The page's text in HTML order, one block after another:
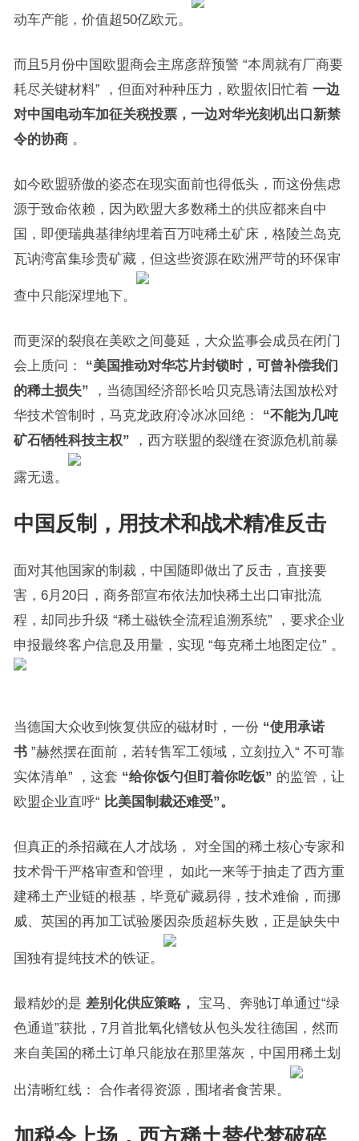
动车产能，价值超50亿欧元。
而且5月份中国欧盟商会主席彦辞预警 “本周就有厂商要
耗尽关键材料” ，但面对种种压力，欧盟依旧忙着 一边
对中国电动车加征关税投票，一边对华光刻机出口新禁
令的协商 。
如今欧盟骄傲的姿态在现实面前也得低头，而这份焦虑
源于致命依赖，因为欧盟大多数稀土的供应都来自中
国，即便瑞典基律纳埋着百万吨稀土矿床，格陵兰岛克
瓦讷湾富集珍贵矿藏，但这些资源在欧洲严苛的环保审
查中只能深埋地下。
而更深的裂痕在美欧之间蔓延，大众监事会成员在闭门
会上质问： “美国推动对华芯片封锁时，可曾补偿我们
的稀土损失”
，当德国经济部长哈贝克恳请法国放松对
华技术管制时，马克龙政府冷冰冰回绝： “不能为几吨
矿石牺牲科技主权”
，西方联盟的裂缝在资源危机前暴
露无遗。
中国反制，用技术和战术精准反击
面对其他国家的制裁，中国随即做出了反击，直接要
害，6月20日，商务部宣布依法加快稀土出口审批流
程，却同步升级 “稀土磁铁全流程追溯系统” ，要求企业
申报最终客户信息及用量，实现 “每克稀土地图定位” 。
当德国大众收到恢复供应的磁材时，一份 “使用承诺
书 ”赫然摆在面前，若转售军工领域，立刻拉入“ 不可靠
实体清单” ，这套 “给你饭勺但盯着你吃饭” 的监管，让
欧盟企业直呼“ 比美国制裁还难受”。
但真正的杀招藏在人才战场， 对全国的稀土核心专家和
技术骨干严格审查和管理， 如此一来等于抽走了西方重
建稀土产业链的根基，毕竟矿藏易得，技术难偷，而挪
威、英国的再加工试验屡因杂质超标失败，正是缺失中
国独有提纯技术的铁证。
最精妙的是 差别化供应策略， 宝马、奔驰订单通过“绿
色通道”获批，7月首批氧化镨钕从包头发往德国，然而
来自美国的稀土订单只能放在那里落灰，中国用稀土划
出清晰红线： 合作者得资源，围堵者食苦果。
加税令上场，西方稀土替代梦破碎